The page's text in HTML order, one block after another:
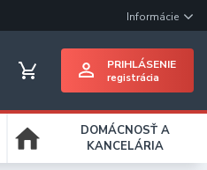
Informácie
PRIHLÁSENIE
registrácia
DOMÁCNOSŤ A
KANCELÁRIA